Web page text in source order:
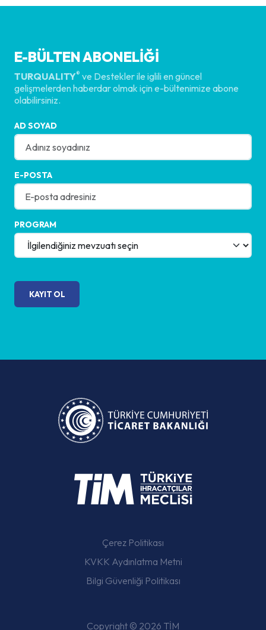
E-BÜLTEN ABONELİĞİ
TURQUALITY® ve Destekler ile iglili en güncel
gelişmelerden haberdar olmak içine-bültenimize abone
olabilirsiniz.
AD SOYAD
E-POSTA
PROGRAM
KAYIT OL
Copyright © 2026 TİM
Çerez Politikası
KVKK Aydınlatma Metni
Bilgi Güvenliği Politikası